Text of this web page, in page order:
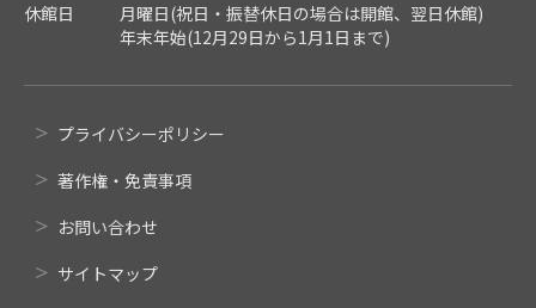
休館日
月曜日(祝日・振替休日の場合は開館、翌日休館)
年末年始(12月29日から1月1日まで)
プライバシーポリシー
著作権・免責事項
お問い合わせ
サイトマップ